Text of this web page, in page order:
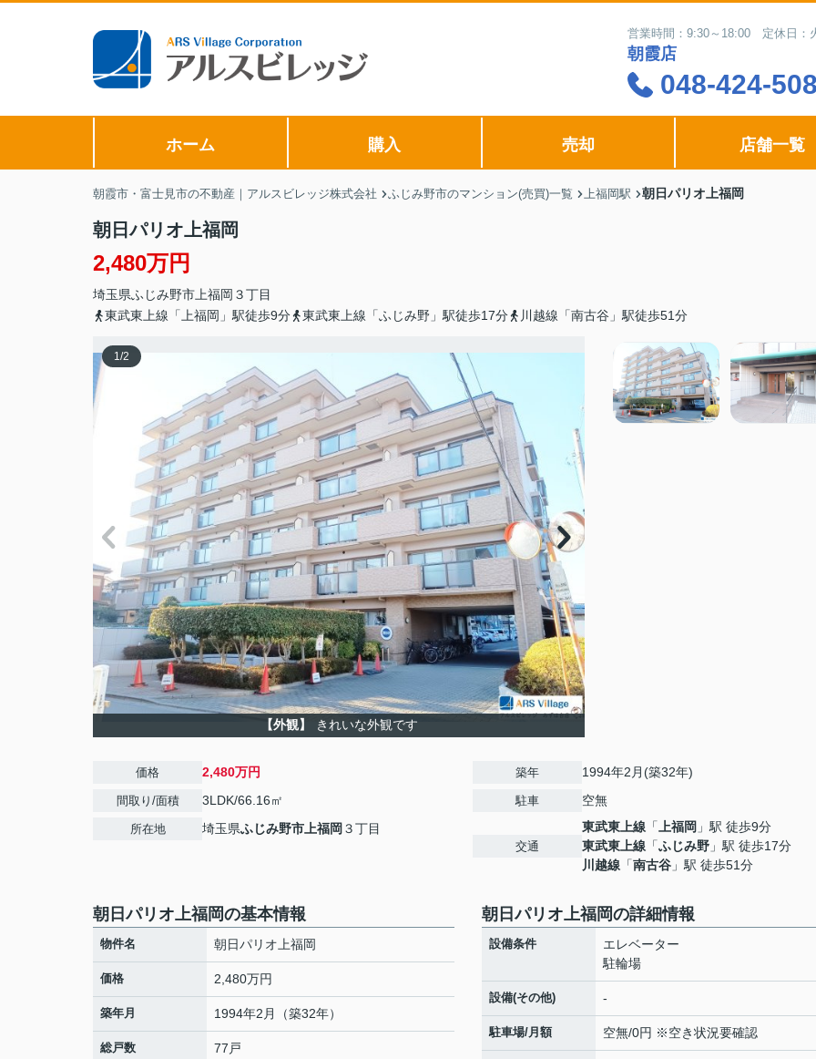
営業時間：9:30～18:00 定休日：
朝霞店
048-424-
ホーム 購入 売却 店舗一覧
朝霞市・富士見市の不動産｜アルスビレッジ株式会社 ふじみ野市のマンション(売買)一覧 上福岡駅 朝日パリオ上福岡
朝日パリオ上福岡
2,480万円
埼玉県ふじみ野市 上福岡 ３丁目
東武東上線「上福岡」駅徒歩9分
東武東上線「ふじみ野」駅徒歩17分 川越線「南古谷」駅徒歩51分
1/2
【外観】 きれいな外観です
価格 2,480万円
間取り/面積 3LDK/66.16㎡
所在地 埼玉県ふじみ野市 上福岡 ３丁目
築年 1994年2月(築32年)
駐車 空無
交通
東武東上線 「 上福岡 」駅 徒歩9分
東武東上線 「ふじみ野 」駅 徒歩17分
川越線 「南古谷 」駅 徒歩51分
朝日パリオ上福岡の基本情報
物件名 朝日パリオ上福岡
価格 2,480万円
築年月 1994年2月（築32年）
総戸数 77戸
朝日パリオ上福岡の詳細情報
設備条件
エレベーター
駐輪場
設備(その他) -
駐車場/月額 空無/0円 ※空き状況要確認